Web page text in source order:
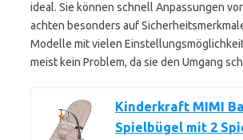
ideal. Sie können schnell Anpassungen
achten besonders auf
Modelle mit vielen
meist kein Problem, da sie den Umgang
Kinderkraft MIMI
Spielbügel mit 2